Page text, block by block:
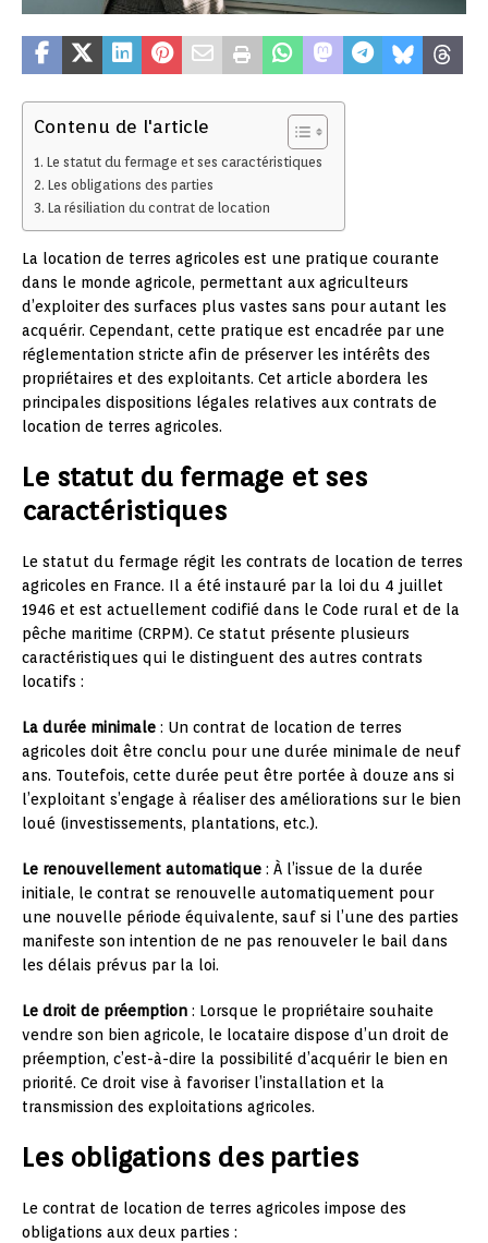
Contenu de l'article
Le statut du fermage et ses caractéristiques
Les obligations des parties
La résiliation du contrat de location
La location de terres agricoles est une pratique courante
dans le monde agricole, permettant aux agriculteurs
d’exploiter des surfaces plus vastes sans pour autant les
acquérir. Cependant, cette pratique est encadrée par une
réglementation stricte afin de préserver les intérêts des
propriétaires et des exploitants. Cet article abordera les
principales dispositions légales relatives aux contrats de
location de terres agricoles.
Le statut du fermage et ses
caractéristiques
Le statut du fermage régit les contrats de location de terres
agricoles en France. Il a été instauré par la loi du 4 juillet
1946 et est actuellement codifié dans le Code rural et de la
pêche maritime (CRPM). Ce statut présente plusieurs
caractéristiques qui le distinguent des autres contrats
locatifs :
La durée minimale : Un contrat de location de terres
agricoles doit être conclu pour une durée minimale de neuf
ans. Toutefois, cette durée peut être portée à douze ans si
l’exploitant s’engage à réaliser des améliorations sur le bien
loué (investissements, plantations, etc.).
Le renouvellement automatique : À l’issue de la durée
initiale, le contrat se renouvelle automatiquement pour
une nouvelle période équivalente, sauf si l’une des parties
manifeste son intention de ne pas renouveler le bail dans
les délais prévus par la loi.
Le droit de préemption : Lorsque le propriétaire souhaite
vendre son bien agricole, le locataire dispose d’un droit de
préemption, c’est-à-dire la possibilité d’acquérir le bien en
priorité. Ce droit vise à favoriser l’installation et la
transmission des exploitations agricoles.
Les obligations des parties
Le contrat de location de terres agricoles impose des
obligations aux deux parties :